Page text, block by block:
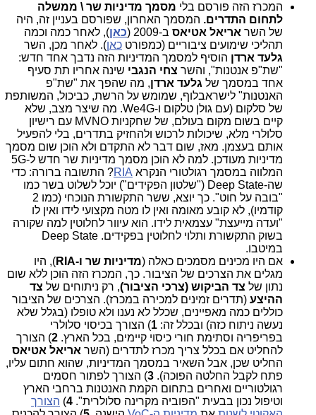
המכרז הזה פורסם בלי מסמך מדיניות שר \ ממשלה
לתחום התדרים. המסמך האחרון, שפורסם בעניין זה, היה
של השר אריאל אטיאס ב-2009 ( כאן), לאחר כמה וכמה
תהליכי שימועים ציבוריים (כמפורט כאן). לאחר מכן, השר
גלעד ארדן הוסיף למסמך המדיניות הזה נדבך אחד חדש:
"שת"פ אנטנות", והשר צחי הנגבי שינה אחריו תת סעיף
אחד במסמך של גלעד ארדן, מה שהפך את "שת"פ
האנטנות" לישראבלוף, שמומש על הרשת, כביכול, המשותפת
של סלקום (עם גולן טלקום ו-We4G. מה שיצר מצב, שלא
קיים בשום מקום בעולם, של שחקניות MVNO עם רישיון
סלולרי מלא, שיכולות לרכוש ולהחזיק בתדרים, בלי להפעיל
אותם בעצמן. מאז, שום דבר לא התקדם ולא הוכן שום מסמך
מדיניות מעודכן. למה לא הוכן מסמך מדיניות שר חדש ל-5G
המלווה במסמך רגולטורי הנקרא RIA? התשובה ברורה: כדי
שה-Deep State ("שלטון הפקידים") יוכל לשלוט בשר כמו
"בובה על חוט". כך יוצא, ששר התקשורת הנוכחי (כמו 2
קודמיו), לא קובע מאומה ואין לו מטה מקצועי לידו ואין לו
"ועדה מייעצת" עצמאית לידו. הוא עיוור לחלוטין למה שקורה
בשוק התקשורת ותלוי לחלוטין בפקידים. Deep State
במיטבו.
אם היו מכינים מסמכים כאלה (מדיניות שר ו-RIA
), היו
מגלים את הצרכים של הציבור. כך, המכרז הזה הוכן ללא שום
נתון של צד הביקוש (צרכי הציבור), רק ניתוחים של צד
ההיצע (תדרים זמינים למכירה במכרז). הצרכים של הציבור
כוללים כמה מאפיינים, שכלל לא נענו ולא טופלו (בגלל שלא
נעשה ניתוח כזה) ובכלל זה: 1) הצורך בכיסוי סלולרי
בפריפריה וסתימת חורי כיסוי קיימים, בכל הארץ. 2) הצורך
להחליט אם בכלל צריך מכרז לתדרים (השר אריאל אטיאס
החליט שכן, אבל השאיר במסמך המדיניות, שהוא חתום עליו,
פתח לקבל החלטה הפוכה). 3) הצורך לפתור חסמים
רגולטוריים ואחרים בתחום הקמת האנטנות ברחבי הארץ
וטיפול נכון בבעית "הפוביה מקרינה סלולרית". 4
) הצורך